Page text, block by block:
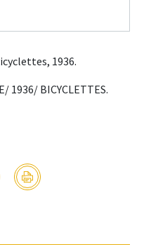
1936.
1936/ BICYCLETTES.